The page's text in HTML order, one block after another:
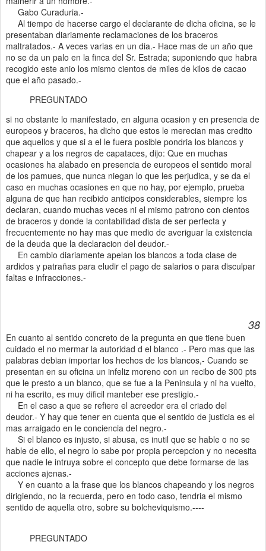
Gabo Curaduria.-
Al tiempo de hacerse cargo el declarante de dicha oficina, se le
presentaban diariamente reclamaciones de los braceros
maltratados.- A veces varias en un dia.- Hace mas de un año que
no se da un palo en la finca del Sr. Estrada; suponiendo que habra
recogido este anio los mismo cientos de miles de kilos de cacao
que el año pasado.-
PREGUNTADO
si no obstante lo manifestado, en alguna ocasion y en presencia de
europeos y braceros, ha dicho que estos le merecian mas credito
que aquellos y que si a el le fuera posible pondria los blancos y
chapear y a los negros de capataces, dijo: Que en muchas
ocasiones ha alabado en presencia de europeos el sentido moral
de los pamues, que nunca niegan lo que les perjudica, y se da el
caso en muchas ocasiones en que no hay, por ejemplo, prueba
alguna de que han recibido anticipos considerables, siempre los
declaran, cuando muchas veces ni el mismo patrono con cientos
de braceros y donde la contabilidad dista de ser perfecta y
frecuentemente no hay mas que medio de averiguar la existencia
de la deuda que la declaracion del deudor.-
En cambio diariamente apelan los blancos a toda clase de
ardidos y patrañas para eludir el pago de salarios o para disculpar
faltas e infracciones.-
38
En cuanto al sentido concreto de la pregunta en que tiene buen
cuidado el no mermar la autoridad d el blanco .- Pero mas que las
palabras debian importar los hechos de los blancos,- Cuando se
presentan en su oficina un infeliz moreno con un recibo de 300 pts
que le presto a un blanco, que se fue a la Peninsula y ni ha vuelto,
ni ha escrito, es muy dificil manteber ese prestigio.-
En el caso a que se refiere el acreedor era el criado del
deudor.- Y hay que tener en cuenta que el sentido de justicia es el
mas arraigado en le conciencia del negro.-
Si el blanco es injusto, si abusa, es inutil que se hable o no se
hable de ello, el negro lo sabe por propia percepcion y no necesita
que nadie le intruya sobre el concepto que debe formarse de las
acciones ajenas.-
Y en cuanto a la frase que los blancos chapeando y los negros
dirigiendo, no la recuerda, pero en todo caso, tendria el mismo
sentido de aquella otro, sobre su bolcheviquismo.----
PREGUNTADO